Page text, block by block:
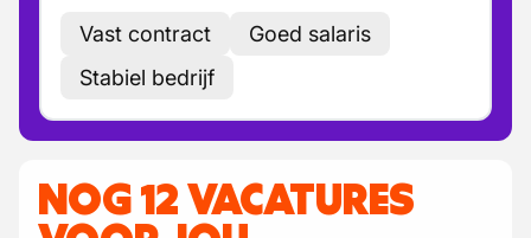
Vast contract
Goed salaris
Stabiel bedrijf
NOG 12 VACATURES